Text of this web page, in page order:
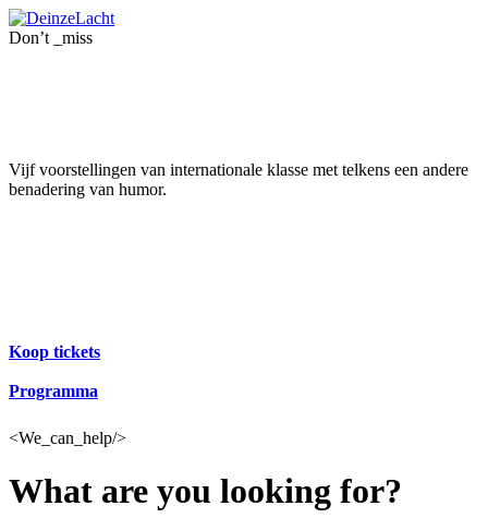
Don’t _miss
Vijf voorstellingen van internationale klasse met telkens een andere
benadering van humor.
Koop tickets
Programma
<We_can_help/>
What are you looking for?